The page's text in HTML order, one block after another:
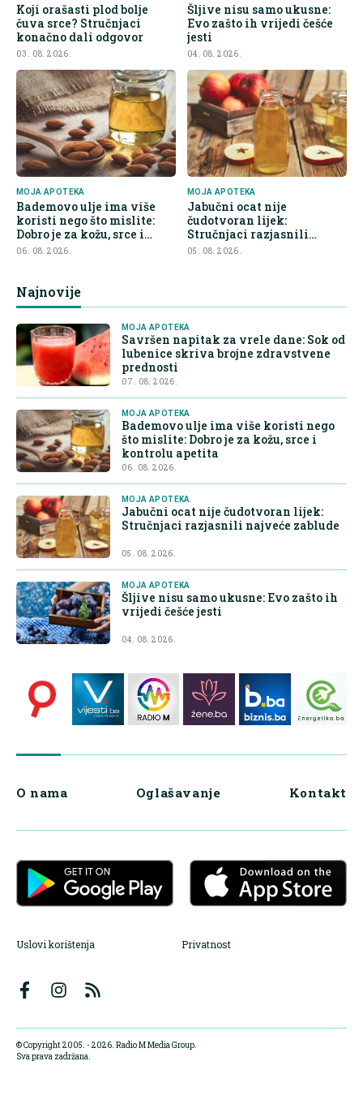
Koji orašasti plod bolje
čuva srce? Stručnjaci
konačno dali odgovor
03. 08. 2026.
Šljive nisu samo ukusne:
Evo zašto ih vrijedi češće
jesti
04. 08. 2026.
MOJA APOTEKA
Bademovo ulje ima više
koristi nego što mislite:
Dobro je za kožu, srce i
kontrolu apetita
06. 08. 2026.
MOJA APOTEKA
Jabučni ocat nije
čudotvoran lijek:
Stručnjaci razjasnili
najveće zablude
05. 08. 2026.
Najnovije
MOJA APOTEKA
Savršen napitak za vrele dane: Sok od
lubenice skriva brojne zdravstvene
prednosti
07. 08. 2026.
MOJA APOTEKA
Bademovo ulje ima više koristi nego
što mislite: Dobro je za kožu, srce i
kontrolu apetita
06. 08. 2026.
MOJA APOTEKA
Jabučni ocat nije čudotvoran lijek:
Stručnjaci razjasnili najveće zablude
05. 08. 2026.
MOJA APOTEKA
Šljive nisu samo ukusne: Evo zašto ih
vrijedi češće jesti
04. 08. 2026.
O nama Oglašavanje Kontakt
Uslovi korištenja Privatnost
© Copyright 2005. - 2026. Radio M Media Group.
Sva prava zadržana.